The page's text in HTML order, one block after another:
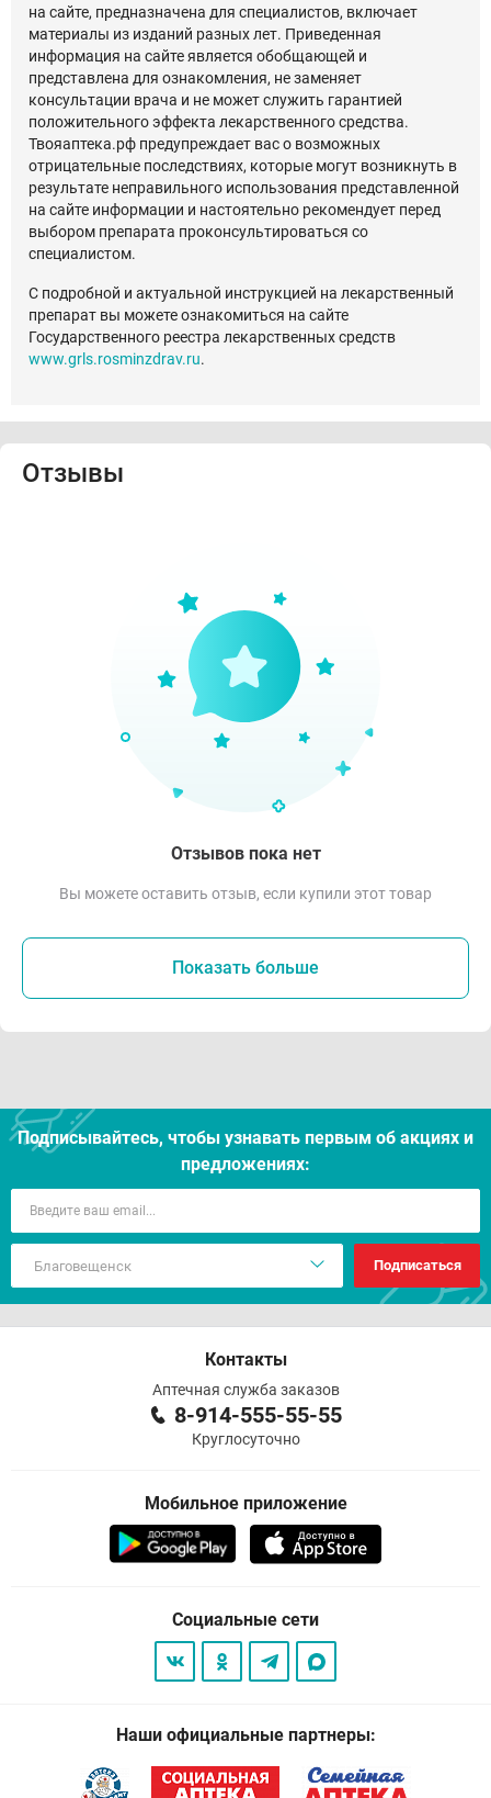
на сайте, предназначена для специалистов, включает
материалы из изданий разных лет. Приведенная
информация на сайте является обобщающей и
представлена для ознакомления, не заменяет
консультации врача и не может служить гарантией
положительного эффекта лекарственного средства.
Твояаптека.рф предупреждает вас о возможных
отрицательные последствиях, которые могут возникнуть в
результате неправильного использования представленной
на сайте информации и настоятельно рекомендует перед
выбором препарата проконсультироваться со
специалистом.
С подробной и актуальной инструкцией на лекарственный
препарат вы можете ознакомиться на сайте
Государственного реестра лекарственных средств
www.grls.rosminzdrav.ru.
Отзывы
Отзывов пока нет
Вы можете оставить отзыв, если купили этот товар
Показать больше
Подписывайтесь, чтобы узнавать первым об акцияx и
предложениях:
Подписаться
Контакты
Аптечная служба заказов
8-914-555-55-55
Круглосуточно
Мобильное приложение
Социальные сети
Наши официальные партнеры: